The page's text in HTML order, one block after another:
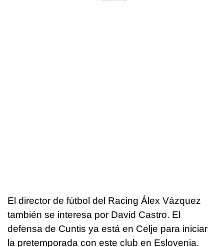
El director de fútbol del Racing Álex Vázquez
también se interesa por David Castro. El
defensa de Cuntis ya está en Celje para iniciar
la pretemporada con este club en Eslovenia.